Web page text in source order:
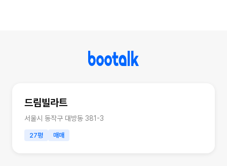
드림빌라트
서울시 동작구 대방동 381-3
27평 매매